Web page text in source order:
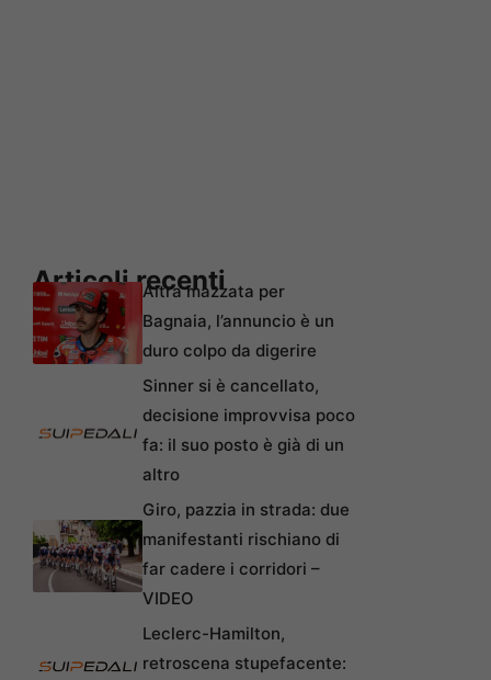
Articoli recenti
Altra mazzata per
Bagnaia, l’annuncio è un
duro colpo da digerire
Sinner si è cancellato,
decisione improvvisa poco
fa: il suo posto è già di un
altro
Giro, pazzia in strada: due
manifestanti rischiano di
far cadere i corridori –
VIDEO
Leclerc-Hamilton,
retroscena stupefacente: